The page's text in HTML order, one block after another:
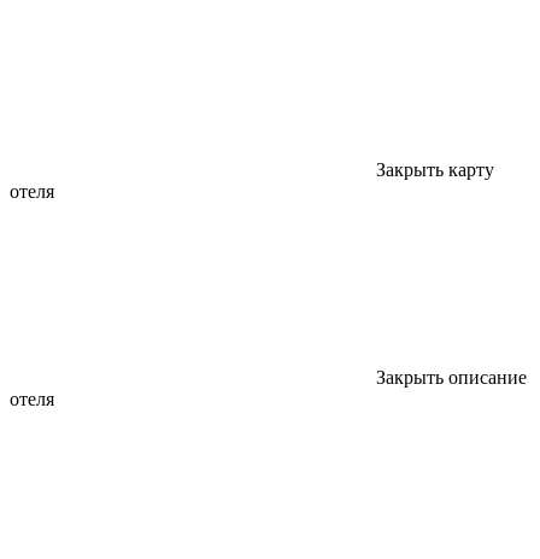
Закрыть карту
отеля
Закрыть описание
отеля